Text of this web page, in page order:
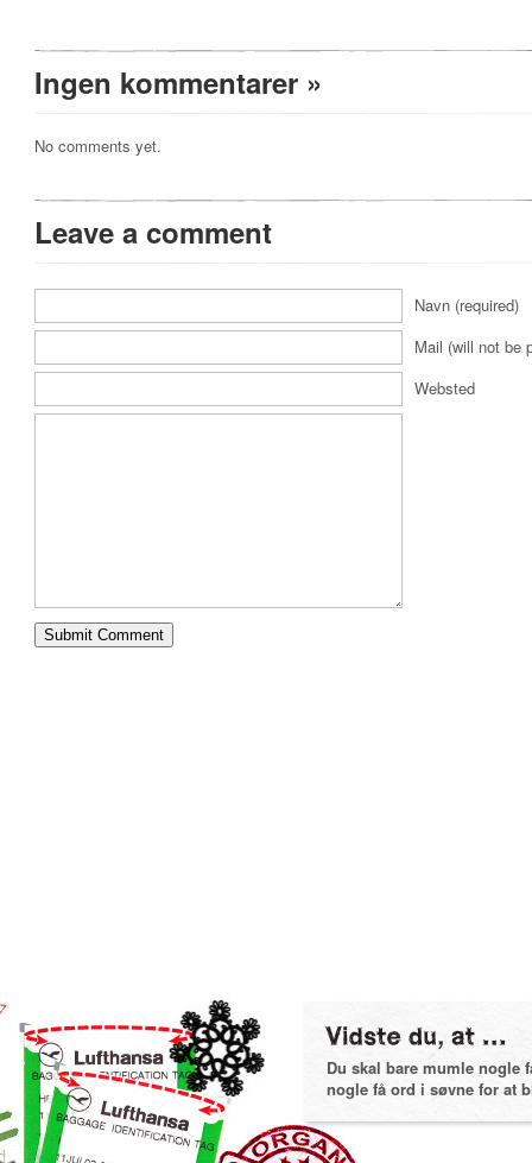
Ingen kommentarer »
No comments yet.
Leave a comment
Navn (required)
Mail (will not be
Websted
Du skal bare mumle nogle
nogle få ord i søvne for at